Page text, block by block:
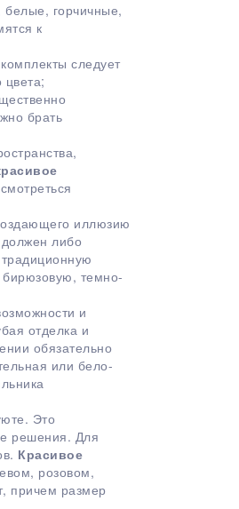
белые, горчичные,
к
следует
цвета;
брать
иллюзию
либо
темно-
и
отделка и
обязательно
или бело-
Это
решения. Для
Красивое
розовом,
причем размер